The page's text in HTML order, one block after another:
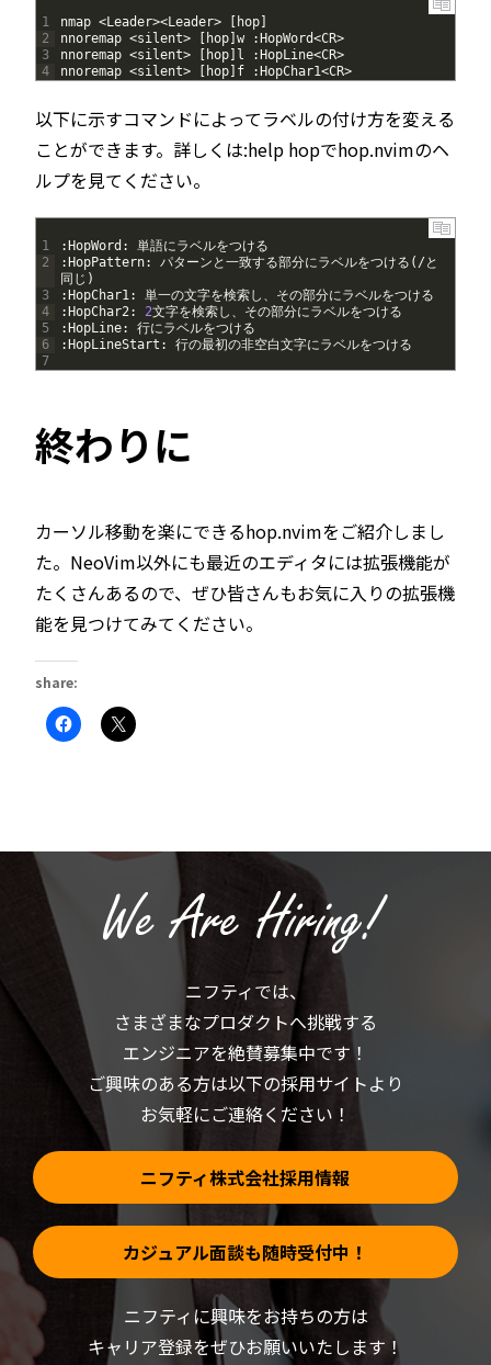
1
2
3
4
nmap <Leader><Leader> [ hop]
nnoremap <silent> [ hop] w :HopWord<CR>
nnoremap <silent> [ hop] l :HopLine<CR>
nnoremap <silent> [ hop] f :HopChar1<CR>
以下に示すコマンドによってラベルの付け方を変える
ことができます。詳しくは:help hopでhop.nvimのヘ
ルプを見てください。
1
2
3
4
5
6
7
:HopWord :
単語にラベルをつける
:HopPattern: パターンと一致する部分にラベルをつける ( /と
同じ )
:HopChar1 :
単一の文字を検索し、その部分にラベルをつける
:HopChar2 : 2文字を検索し、その部分にラベルをつける
:HopLine:
行にラベルをつける
:HopLineStart : 行の最初の非空白文字にラベルをつける
終わりに
カーソル移動を楽にできるhop.nvimをご紹介しまし
た。NeoVim以外にも最近のエディタには拡張機能が
たくさんあるので、ぜひ皆さんもお気に入りの拡張機
能を見つけてみてください。
share:
Facebook
で
リ
し
い
ウ
ィ
開
き
す)
ク
リ
有
(新
ウ
ィ
ン
ま
す)
ニフティでは、
さまざまなプロダクトへ挑戦する
エンジニアを絶賛募集中です！
ご興味のある方は以下の採用サイトより
お気軽にご連絡ください！
ニフティ株式会社採用情報
カジュアル面談も随時受付中！
ニフティに興味をお持ちの方は
キャリア登録をぜひお願いいたします！